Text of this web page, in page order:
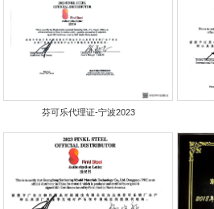
芬可乐代理证-宁波2023